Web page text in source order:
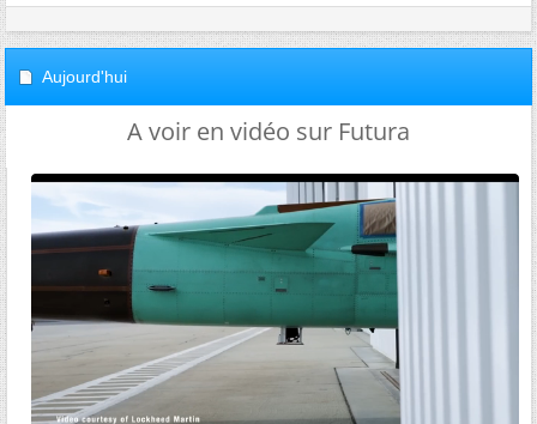
Aujourd'hui
A voir en vidéo sur Futura